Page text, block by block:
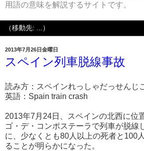
用語の意味を解説するサイトです。
2013年7月26日金曜日
スペイン列車脱線事故
読み方：スペインれっしゃだっせんじ
英語：Spain train crash
2013年7月24日、スペインの北西に位
ゴ・デ・コンポステーラで列車が脱線
に、少なくとも80人以上の死者と100
ることが明らかになった。